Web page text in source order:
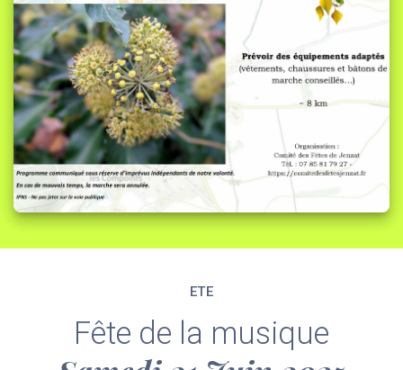
ETE
Fête de la musique